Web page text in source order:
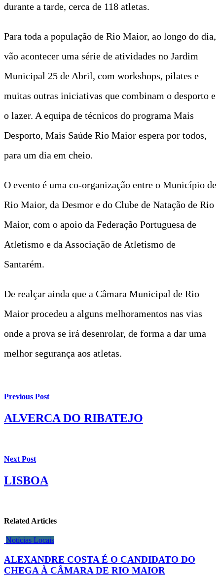
durante a tarde, cerca de 118 atletas.
Para toda a população de Rio Maior, ao longo do dia,
vão acontecer uma série de atividades no Jardim
Municipal 25 de Abril, com workshops, pilates e
muitas outras iniciativas que combinam o desporto e
o lazer. A equipa de técnicos do programa Mais
Desporto, Mais Saúde Rio Maior espera por todos,
para um dia em cheio.
O evento é uma co-organização entre o Município de
Rio Maior, da Desmor e do Clube de Natação de Rio
Maior, com o apoio da Federação Portuguesa de
Atletismo e da Associação de Atletismo de
Santarém.
De realçar ainda que a Câmara Municipal de Rio
Maior procedeu a alguns melhoramentos nas vias
onde a prova se irá desenrolar, de forma a dar uma
melhor segurança aos atletas.
Previous Post
ALVERCA DO RIBATEJO
Next Post
LISBOA
Related Articles
Notícias Locais
ALEXANDRE COSTA É O CANDIDATO DO
CHEGA À CÂMARA DE RIO MAIOR